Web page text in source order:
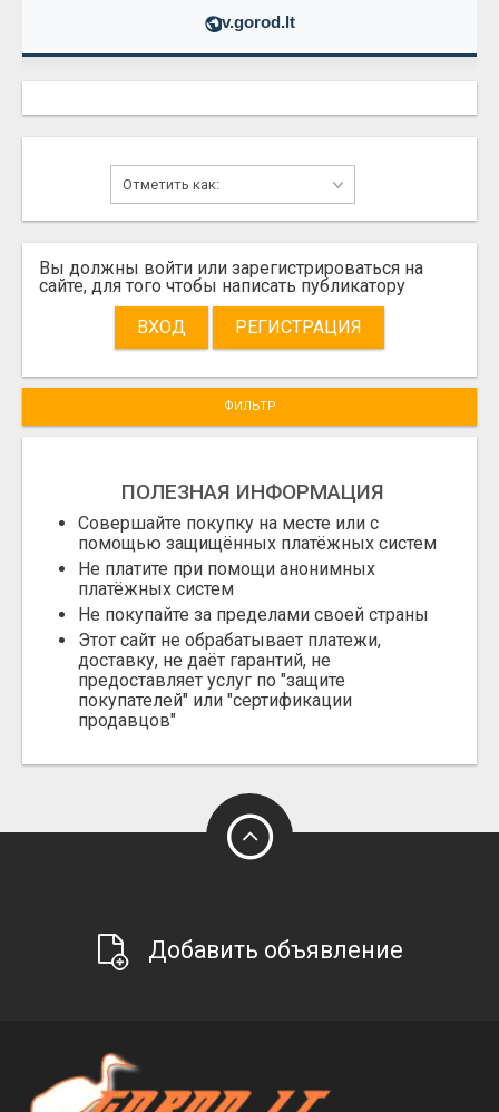
v.gorod.lt
Вы должны войти или зарегистрироваться на
сайте, для того чтобы написать публикатору
ВХОД
РЕГИСТРАЦИЯ
ФИЛЬТР
ПОЛЕЗНАЯ ИНФОРМАЦИЯ
Совершайте покупку на месте или с
помощью защищённых платёжных систем
Не платите при помощи анонимных
платёжных систем
Не покупайте за пределами своей страны
Этот сайт не обрабатывает платежи,
доставку, не даёт гарантий, не
предоставляет услуг по "защите
покупателей" или "сертификации
продавцов"
Добавить объявление